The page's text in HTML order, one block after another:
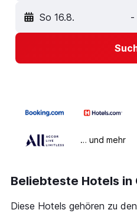
So 16.8. -
… und mehr
Beliebteste Hotels in
Diese Hotels gehören zu